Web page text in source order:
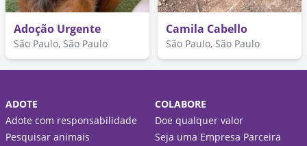
Adoção Urgente
São Paulo, São Paulo
Camila Cabello
São Paulo, São Paulo
ADOTE
Adote com responsabilidade
Pesquisar animais
COLABORE
Doe qualquer valor
Seja uma Empresa Parceira